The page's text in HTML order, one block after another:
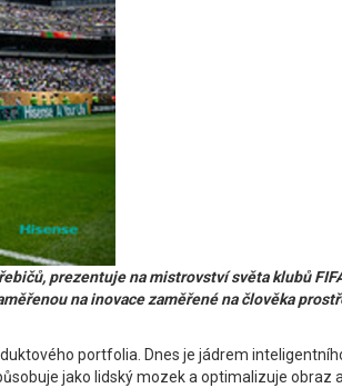
prezentuje na mistrovství světa klubů
na inovace zaměřené na člověka
portfolia. Dnes je jádrem
jako lidský mozek a optimalizuje obraz